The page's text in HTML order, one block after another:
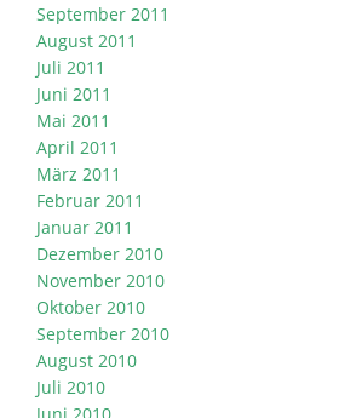
September 2011
August 2011
Juli 2011
Juni 2011
Mai 2011
April 2011
März 2011
Februar 2011
Januar 2011
Dezember 2010
November 2010
Oktober 2010
September 2010
August 2010
Juli 2010